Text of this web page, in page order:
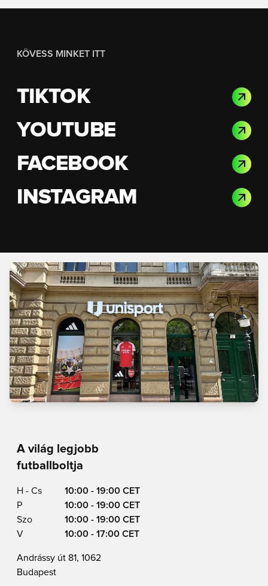
KÖVESS MINKET ITT
TIKTOK
YOUTUBE
FACEBOOK
INSTAGRAM
A világ legjobb
futballboltja
H - Cs
10:00 - 19:00 CET
P
10:00 - 19:00 CET
Szo
10:00 - 19:00 CET
V
10:00 - 17:00 CET
Andrássy út 81, 1062
Budapest